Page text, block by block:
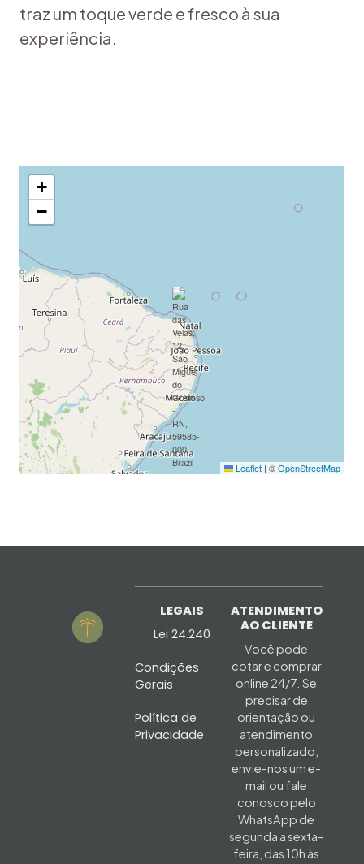
traz um toque verde e fresco à sua
experiência.
+
−
Leaflet | ©OpenStreetMap
LEGAIS
Lei 24.240
Condições
Gerais
Política de
Privacidade
ATENDIMENTO
AO CLIENTE
Você pode
cotar e comprar
online 24/7. Se
precisar de
orientação ou
atendimento
personalizado,
envie-nos um e-
mail ou fale
conosco pelo
WhatsApp de
segunda a sexta-
feira, das 10h às